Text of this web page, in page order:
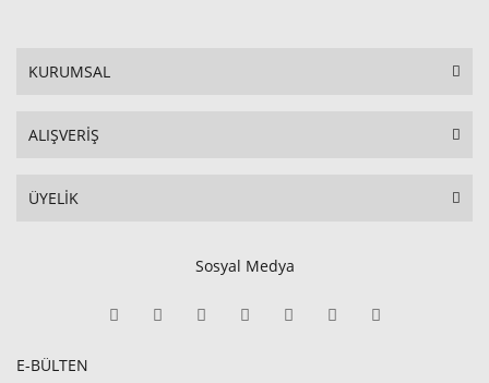
KURUMSAL
ALIŞVERİŞ
ÜYELİK
Sosyal Medya
E-BÜLTEN